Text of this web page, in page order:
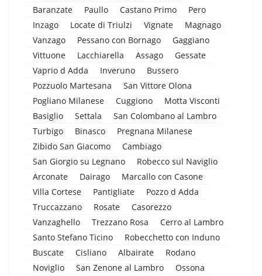
Baranzate
Paullo Castano Primo
Pero
Inzago
Locate di Triulzi Vignate
Magnago
Vanzago
Pessano con Bornago
Gaggiano
Vittuone
Lacchiarella Assago
Gessate
Vaprio d Adda
Inveruno
Bussero
Pozzuolo Martesana
San Vittore Olona
Pogliano Milanese
Cuggiono
Motta Visconti
Basiglio
Settala
San Colombano al Lambro
Turbigo
Binasco
Pregnana Milanese
Zibido San Giacomo
Cambiago
San Giorgio su Legnano
Robecco sul Naviglio
Arconate
Dairago
Marcallo con Casone
Villa Cortese
Pantigliate
Pozzo d Adda
Truccazzano
Rosate
Casorezzo
Vanzaghello
Trezzano Rosa
Cerro al Lambro
Santo Stefano Ticino
Robecchetto con Induno
Buscate
Cisliano Albairate
Rodano
Noviglio
San Zenone al Lambro
Ossona